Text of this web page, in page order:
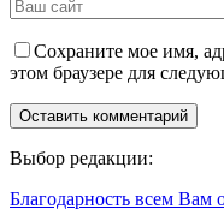
Сохраните мое имя,
этом браузере для
Выбор редакции:
Благодарность всем